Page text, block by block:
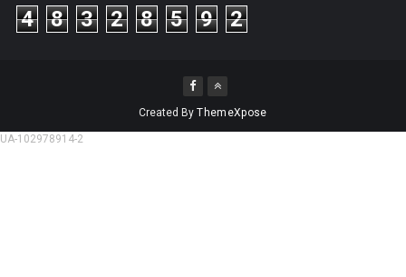
4 8 3 2 8 5 9 2
Created ByThemeXpose
UA-102978914-2